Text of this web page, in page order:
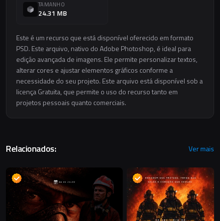
TAMANHO
24.31 MB
Este é um recurso que está disponível oferecido em formato
PSD. Este arquivo, nativo do Adobe Photoshop, é ideal para
edição avançada de imagens. Ele permite personalizar textos,
alterar cores e ajustar elementos gráficos conforme a
necessidade do seu projeto. Este arquivo está disponível sob a
licença Gratuita, que permite o uso do recurso tanto em
projetos pessoais quanto comerciais.
Relacionados: Ver mais